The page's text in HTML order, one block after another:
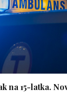
na 15-latka.